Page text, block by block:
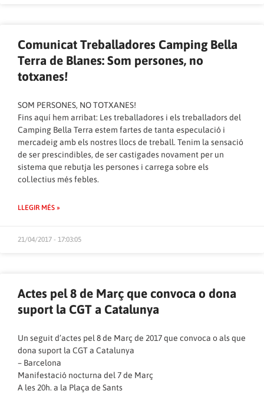
Comunicat Treballadores Camping Bella
Terra de Blanes: Som persones, no
totxanes!
SOM PERSONES, NO TOTXANES!
Fins aquí hem arribat: Les treballadores i els treballadors del
Camping Bella Terra estem fartes de tanta especulació i
mercadeig amb els nostres llocs de treball. Tenim la sensació
de ser prescindibles, de ser castigades novament per un
sistema que rebutja les persones i carrega sobre els
col.lectius més febles.
LLEGIR MÉS »
21/04/2017 - 17:03:05
Actes pel 8 de Març que convoca o dona
suport la CGT a Catalunya
Un seguit d’actes pel 8 de Març de 2017 que convoca o als que
dona suport la CGT a Catalunya
– Barcelona
Manifestació nocturna del 7 de Març
A les 20h. a la Plaça de Sants